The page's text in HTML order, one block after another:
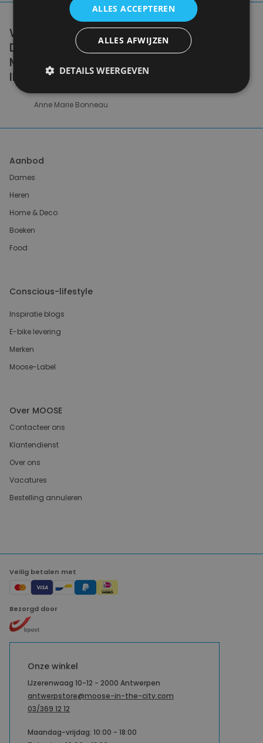
WE DON'T NEED A HANDFUL OF PEOPLE
DOING ZERO WASTE PERFECTLY. WE NEED
MILLIONS OF PEOPLE DOING IT
IMPERFECTLY.
Anne Marie Bonneau
Aanbod
Dames
Heren
Home & Deco
Boeken
Food
Conscious-lifestyle
Inspiratie blogs
E-bike levering
Merken
Moose-Label
Over MOOSE
Contacteer ons
Klantendienst
Over ons
Vacatures
Bestelling annuleren
Veilig betalen met
Bezorgd door
Onze winkel
IJzerenwaag 10-12 - 2000 Antwerpen
antwerpstore@moose-in-the-city.com
03/369 12 12
Maandag-vrijdag: 10:00 - 18:00
ALLES ACCEPTEREN
ALLES AFWIJZEN
DETAILS WEERGEVEN